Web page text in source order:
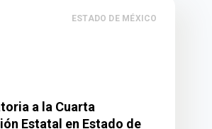
ESTADO DE MÉXICO
a la Cuarta
Estatal en Estado de